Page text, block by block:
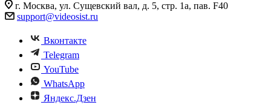
г. Москва, ул. Сущевский вал, д. 5, стр. 1а, пав. F40
support@videosist.ru
Вконтакте
Telegram
YouTube
WhatsApp
Яндекс.Дзен